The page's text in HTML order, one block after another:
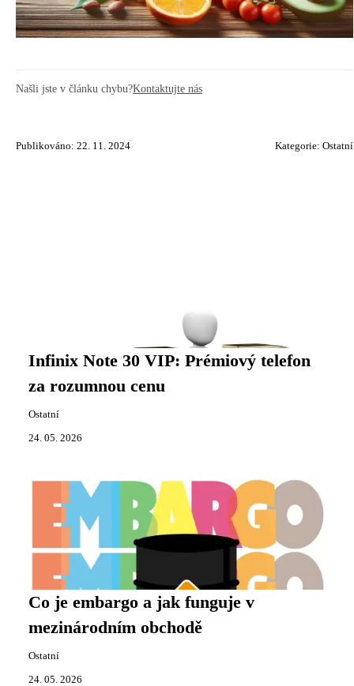
Našli jste v článku chybu?Kontaktujte nás
Publikováno: 22. 11. 2024 Kategorie: Ostatní
Infinix Note 30 VIP: Prémiový telefon
za rozumnou cenu
Ostatní
24. 05. 2026
Co je embargo a jak funguje v
mezinárodním obchodě
Ostatní
24. 05. 2026